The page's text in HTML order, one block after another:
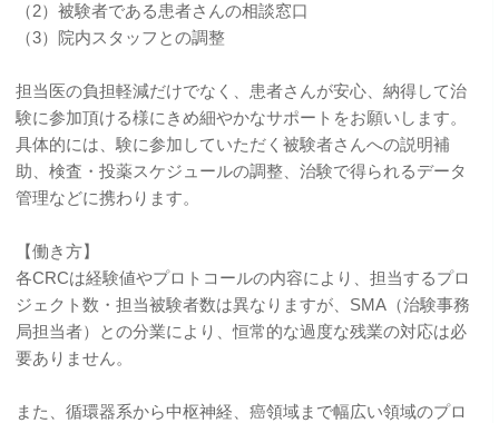
（2）被験者である患者さんの相談窓口
（3）院内スタッフとの調整
担当医の負担軽減だけでなく、患者さんが安心、納得して治
験に参加頂ける様にきめ細やかなサポートをお願いします。
具体的には、験に参加していただく被験者さんへの説明補
助、検査・投薬スケジュールの調整、治験で得られるデータ
管理などに携わります。
【働き方】
各CRCは経験値やプロトコールの内容により、担当するプロ
ジェクト数・担当被験者数は異なりますが、SMA（治験事務
局担当者）との分業により、恒常的な過度な残業の対応は必
要ありません。
また、循環器系から中枢神経、癌領域まで幅広い領域のプロ